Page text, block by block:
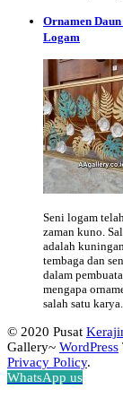
Ornamen
Logam
Seni logam
zaman kuno.
adalah
tembaga dan
dalam
mengapa
salah satu karya...
© 2020 Pusat
Gallery~ WordPress
Privacy Policy.
WhatsApp us